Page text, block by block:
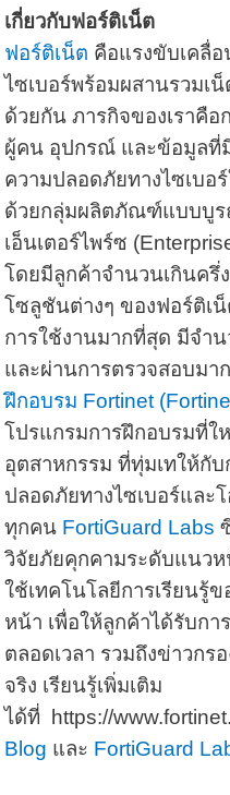
เกี่ยวกับฟอร์ติเน็ต
ฟอร์ติเน็ต คือแรงขับเคลื่
ไซเบอร์พร้อมผสานรวมเน็
ด้วยกัน ภารกิจของเราคื
ผู้คน อุปกรณ์ และข้อมูลที่
ความปลอดภัยทางไซเบ
ด้วยกลุ่มผลิตภัณฑ์แบบบู
เอ็นเตอร์ไพร์ซ (
โดยมีลูกค้าจำนวนเกินครึ่
โซลูชันต่างๆ ของฟอร์ติเ
การใช้งานมากที่สุด มีจำ
และผ่านการตรวจสอบมา
ฝึกอบรม Fortinet (
โปรแกรมการฝึกอบรมที่
อุตสาหกรรม ที่ทุ่มเทให้กั
ปลอดภัยทางไซเบอร์และ
ทุกคน FortiGuard Labs
วิจัยภัยคุกคามระดับแนว
ใช้เทคโนโลยีการเรียนรู้ข
หน้า เพื่อให้ลูกค้าได้รับก
ตลอดเวลา รวมถึงข่าวกร
จริง เรียนรู้เพิ่มเติม
ได้ที่ https://
Blog และ FortiGuard